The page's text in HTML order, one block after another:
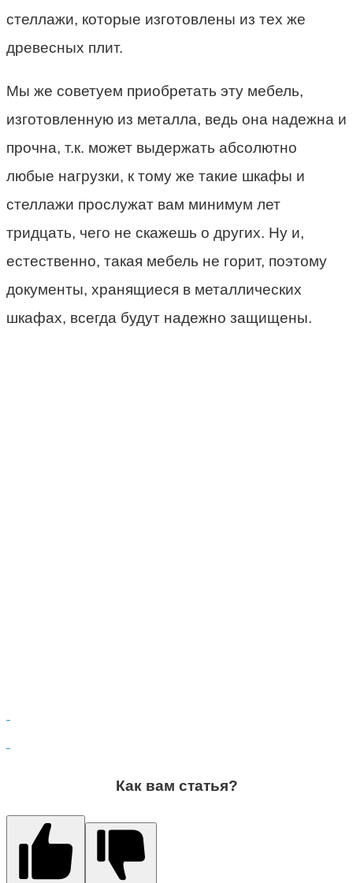
стеллажи, которые изготовлены из тех же
древесных плит.
Мы же советуем приобретать эту мебель,
изготовленную из металла, ведь она надежна и
прочна, т.к. может выдержать абсолютно
любые нагрузки, к тому же такие шкафы и
стеллажи прослужат вам минимум лет
тридцать, чего не скажешь о других. Ну и,
естественно, такая мебель не горит, поэтому
документы, хранящиеся в металлических
шкафах, всегда будут надежно защищены.
Как вам статья?